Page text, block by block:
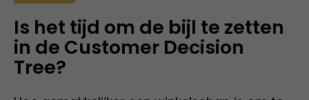
Is het tijd om de bijl te zetten
in de Customer Decision
Tree?